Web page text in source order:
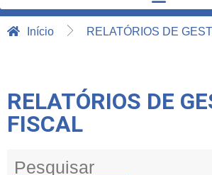
Início RELATÓRIOS DE
RELATÓRIOS DE
FISCAL
Pesquisar